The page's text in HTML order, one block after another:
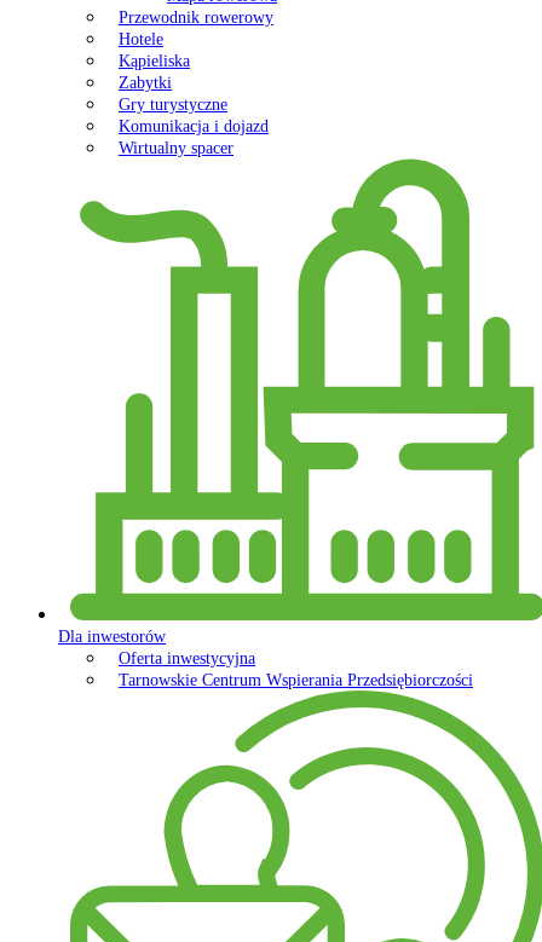
Przewodnik rowerowy
Hotele
Kąpieliska
Zabytki
Gry turystyczne
Komunikacja i dojazd
Wirtualny spacer
Dla inwestorów
Oferta inwestycyjna
Tarnowskie Centrum Wspierania Przedsiębiorczości